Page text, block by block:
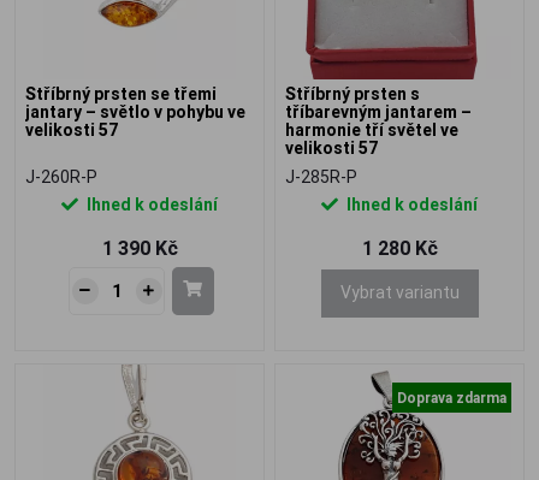
Stříbrný prsten se třemi
jantary – světlo v pohybu ve
velikosti 57
J-260R-P
Ihned k odeslání
1 390 Kč
Stříbrný prsten s
tříbarevným jantarem –
harmonie tří světel ve
velikosti 57
J-285R-P
Ihned k odeslání
1 280 Kč
Vybrat variantu
Doprava zdarma